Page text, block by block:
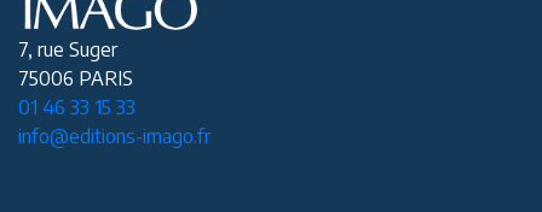
7, rue Suger
75006 PARIS
01 46 33 15 33
info@editions-imago.fr